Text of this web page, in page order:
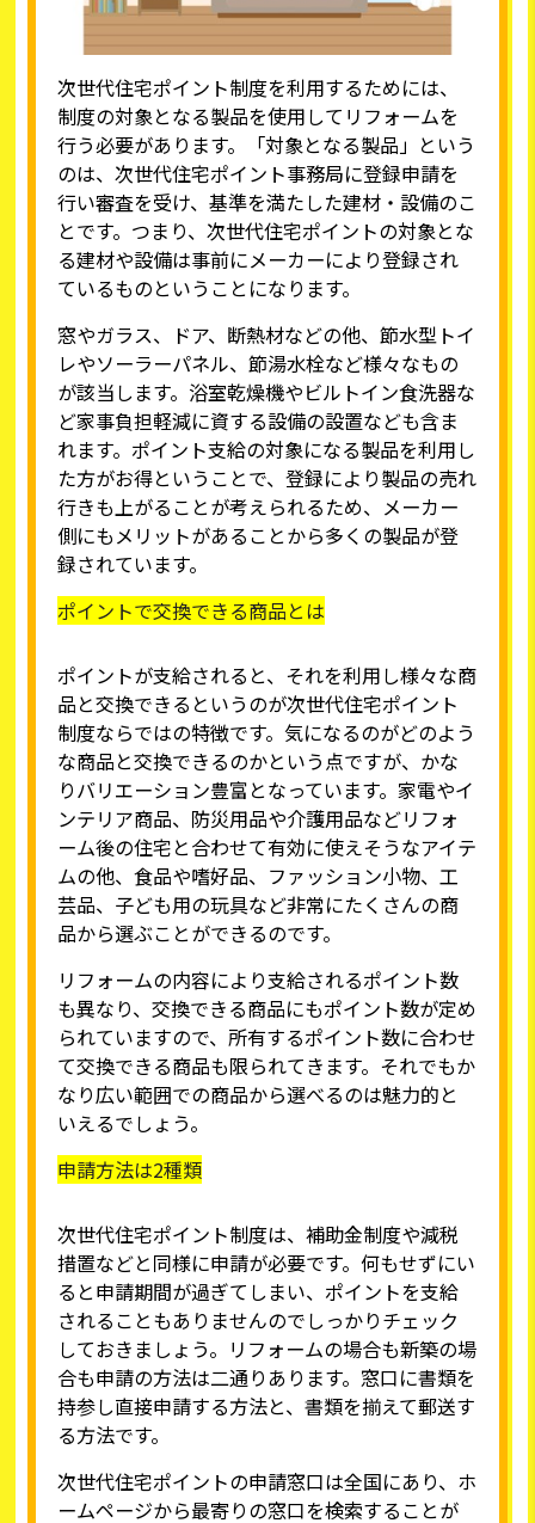
次世代住宅ポイント制度を利用するためには、
制度の対象となる製品を使用してリフォームを
行う必要があります。「対象となる製品」という
のは、次世代住宅ポイント事務局に​登録申請を
行い審査を受け、基準を満たした建材・設備のこ
とです。つまり、次世代住宅ポイントの対象とな
る建材や設備は事前にメーカーにより登録され
ているものということになります。
窓やガラス、ドア、断熱材などの他、節水型トイ
レやソーラーパネル、節湯水栓など様々なもの
が該当します。浴室乾燥機やビルトイン食洗器な
ど家事負担軽減に資する設備の設置なども含ま
れます。ポイント支給の対象になる製品を利用し
た方がお得ということで、登録により製品の売れ
行きも上がることが考えられるため、メーカー
側にもメリットがあることから多くの製品が登
録されています。
ポイントで交換できる商品とは
ポイントが支給されると、それを利用し様々な商
品と交換できるというのが次世代住宅ポイント
制度ならではの特徴です。気になるのがどのよう
な商品と交換できるのかという点ですが、かな
りバリエーション豊富となっています。家電やイ
ンテリア商品、防災用品や介護用品などリフォ
ーム後の住宅と合わせて有効に使えそうなアイテ
ムの他、食品や嗜好品、ファッション小物、工
芸品、子ども用の玩具など非常にたくさんの商
品から選ぶことができるのです。
リフォームの内容により支給されるポイント数
も異なり、交換できる商品にもポイント数が定め
られていますので、所有するポイント数に合わせ
て交換できる商品も限られてきます。それでもか
なり広い範囲での商品から選べるのは魅力的と
いえるでしょう。
申請方法は2種類
次世代住宅ポイント制度は、補助金制度や減税
措置などと同様に申請が必要です。何もせずにい
ると申請期間が過ぎてしまい、ポイントを支給
されることもありませんのでしっかりチェック
しておきましょう。リフォームの場合も新築の場
合も申請の方法は二通りあります。窓口に書類を
持参し直接申請する方法と、書類を揃えて郵送す
る方法です。
次世代住宅ポイントの申請窓口は全国にあり、ホ
ームページから最寄りの窓口を検索することが